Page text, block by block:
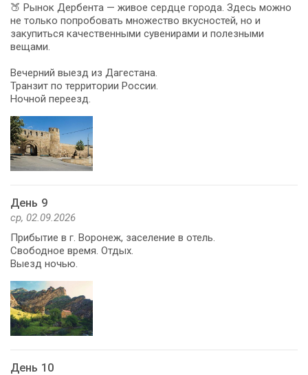
🍑 Рынок Дербента — живое сердце города. Здесь можно
не только попробовать множество вкусностей, но и
закупиться качественными сувенирами и полезными
вещами.
Вечерний выезд из Дагестана.
Транзит по территории России.
Ночной переезд.
День 9
ср, 02.09.2026
Прибытие в г. Воронеж, заселение в отель.
Свободное время. Отдых.
Выезд ночью.
День 10